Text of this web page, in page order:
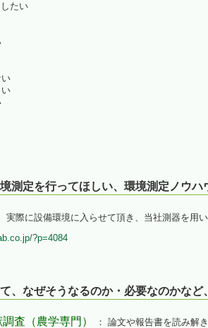
たい
測定を行ってほしい、環境測定ノウハ
実際に設備環境に入らせて頂き、当社測器を用
?p=4084
、なぜそうなるのか・必要なのかな
査（農学専門）
： 論文や報告書を読み解